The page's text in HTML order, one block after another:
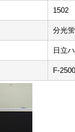
1502
分光
日立
F-2500